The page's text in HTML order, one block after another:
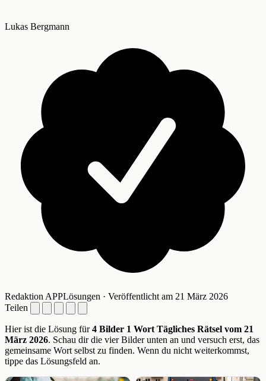
Lukas Bergmann
Redaktion APPLösungen · Veröffentlicht am 21 März 2026
Teilen
Hier ist die Lösung für4 Bilder 1 Wort Tägliches Rätsel vom 21
März 2026. Schau dir die vier Bilder unten an und versuch erst, das
gemeinsame Wort selbst zu finden. Wenn du nicht weiterkommst,
tippe das Lösungsfeld an.